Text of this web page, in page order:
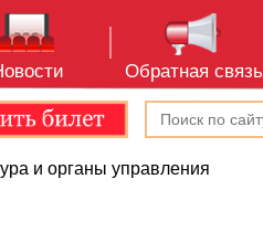
Обратная связь
и органы управления